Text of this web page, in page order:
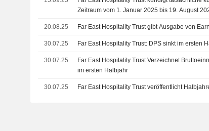
Zeitraum vom 1. Januar 2025 bis 19. August
20.08.25 Far East Hospitality Trust gibt Ausgabe von
30.07.25 Far East Hospitality Trust: DPS sinkt im ersten
30.07.25
Far East Hospitality Trust Verzeichnet
im ersten Halbjahr
30.07.25 Far East Hospitality Trust veröffentlicht